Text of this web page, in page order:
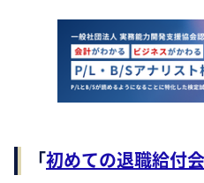
「初めての退職給付